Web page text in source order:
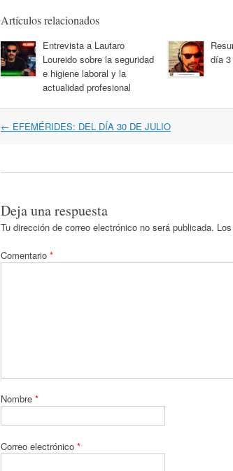
Artículos relacionados
Entrevista a Lautaro
Loureido sobre la seguridad
e higiene laboral y la
actualidad profesional
día 3
Navegación
← EFEMÉRIDES: DEL DÍA 30 DE JULIO
Deja una respuesta
Tu dirección de correo electrónico no será publicada.
Comentario *
Nombre *
Correo electrónico *